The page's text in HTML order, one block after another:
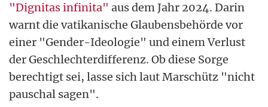
"Dignitas infinita" aus dem Jahr 2024. Darin
warnt die vatikanische Glaubensbehörde vor
einer "Gender-Ideologie" und einem Verlust
der Geschlechterdifferenz. Ob diese Sorge
berechtigt sei, lasse sich laut Marschütz "nicht
pauschal sagen".